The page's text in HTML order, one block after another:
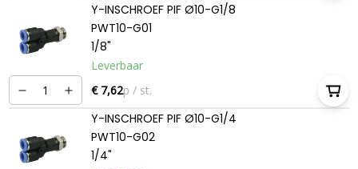
Y-INSCHROEF PIF Ø10-G1/8
PWT10-G01
1/8"
Leverbaar
€ 7,62p / st.
Y-INSCHROEF PIF Ø10-G1/4
PWT10-G02
1/4"